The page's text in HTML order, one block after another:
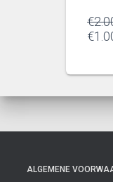
€
€
ALGEMENE